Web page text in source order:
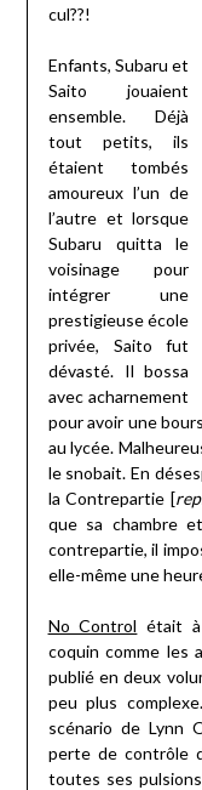
cul??!
Enfants, Subaru et
Saito jouaient
ensemble. Déjà
tout petits, ils
étaient tombés
amoureux l’un de
l’autre et lorsque
Subaru quitta le
voisinage pour
intégrer une
prestigieuse école
privée, Saito fut
dévasté. Il bossa
avec acharnement
pour avoir une
au lycée.
le snobait. En
la Contrepartie [
que sa chambre
contrepartie, il
elle-même une
No Control était à
coquin comme les
publié en deux
peu plus
scénario de Lynn
perte de contrôle
toutes ses pulsions